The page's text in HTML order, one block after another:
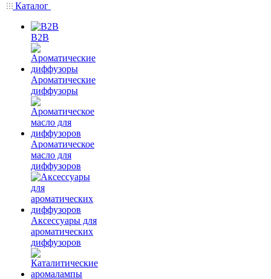
Каталог
B2B
Ароматические
диффузоры
Ароматическое
масло для
диффузоров
Аксессуары для
ароматических
диффузоров